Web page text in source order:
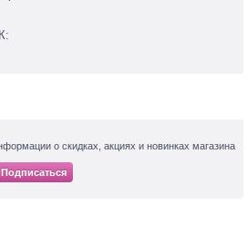
о скидках, акциях и новинках магазина
Подписаться